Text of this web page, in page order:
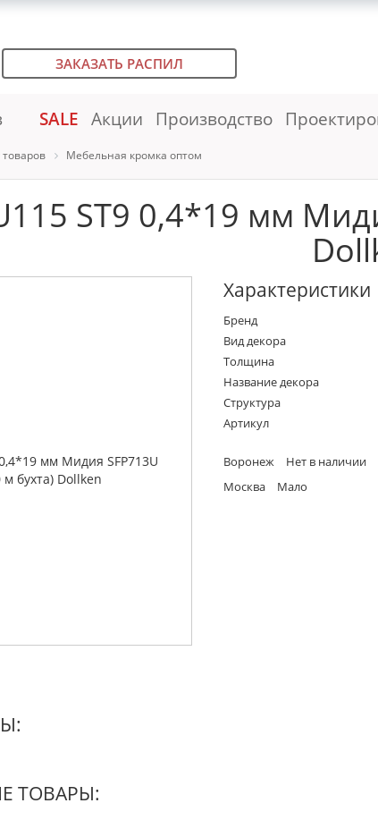
ЗАКАЗАТЬ РАСПИЛ
SALE Акции Производство
товаров Мебельная кромка оптом
ST9 0,4*19 мм
Характеристики
Бренд
Вид декора
Толщина
Название декора
Структура
Артикул
Воронеж
Нет в наличии
Москва
Мало
ТОВАРЫ: